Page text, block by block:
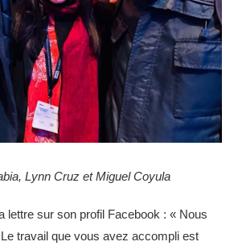
Lynn Cruz et Miguel Coyula
lettre sur son profil Facebook : « Nous
travail que vous avez accompli est